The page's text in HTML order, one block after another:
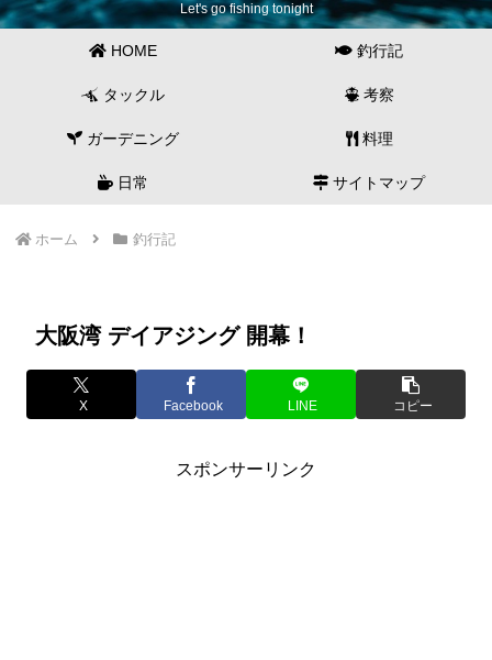
Let's go fishing tonight
HOME 釣行記
タックル 考察
ガーデニング 料理
日常 サイトマップ
ホーム 釣行記
大阪湾 デイアジング 開幕！
X Facebook LINE コピー
スポンサーリンク